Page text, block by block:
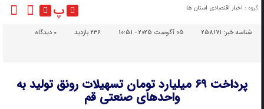
گروه : اخبار اقتصادی استان ها پ
شناسه خبر:258171 05 آگوست 2025 - 10:51 236 بازدید دیدگاه
پرداخت ۶۹ میلیارد تومان تسهیلات رونق تولید به
واحدهای صنعتی قم